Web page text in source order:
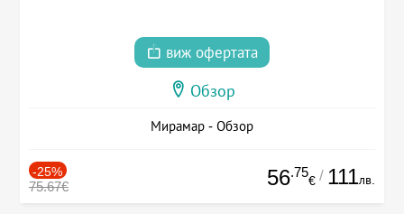
виж офертата
Обзор
Мирамар - Обзор
-25%
75.67€ 56.75
€ / 111лв.